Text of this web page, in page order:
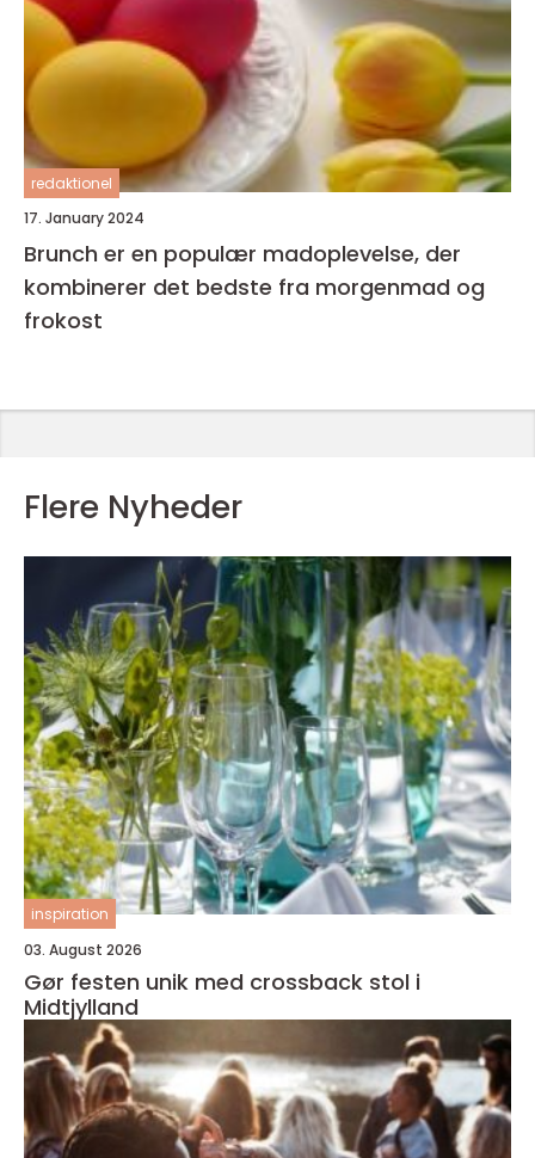
redaktionel
17. January 2024
Brunch er en populær madoplevelse, der
kombinerer det bedste fra morgenmad og
frokost
Flere Nyheder
inspiration
03. August 2026
Gør festen unik med crossback stol i
Midtjylland